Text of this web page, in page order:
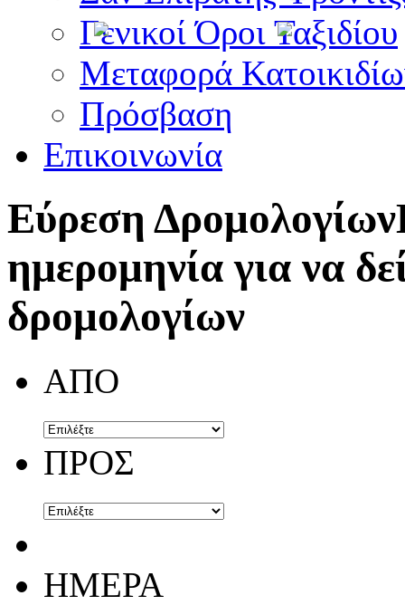
Γενικοί Όροι Ταξιδίου
Μεταφορά
Πρόσβαση
Επικοινωνία
Εύρεση Δρομολογίων
ημερομηνία για να
δρομολογίων
ΑΠΟ
ΠΡΟΣ
ΗΜΕΡΑ